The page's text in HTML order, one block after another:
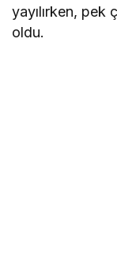
yayılırken,
oldu.